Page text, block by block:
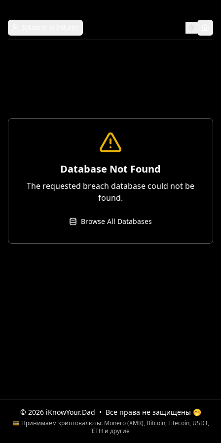
Database Not Found
The requested breach database could not be
found.
Browse All Databases
© 2026 iKnowYour.Dad • Все права не защищены 🤭
💳 Принимаем криптовалюты: Monero (XMR), Bitcoin, Litecoin, USDT,
ETH и другие